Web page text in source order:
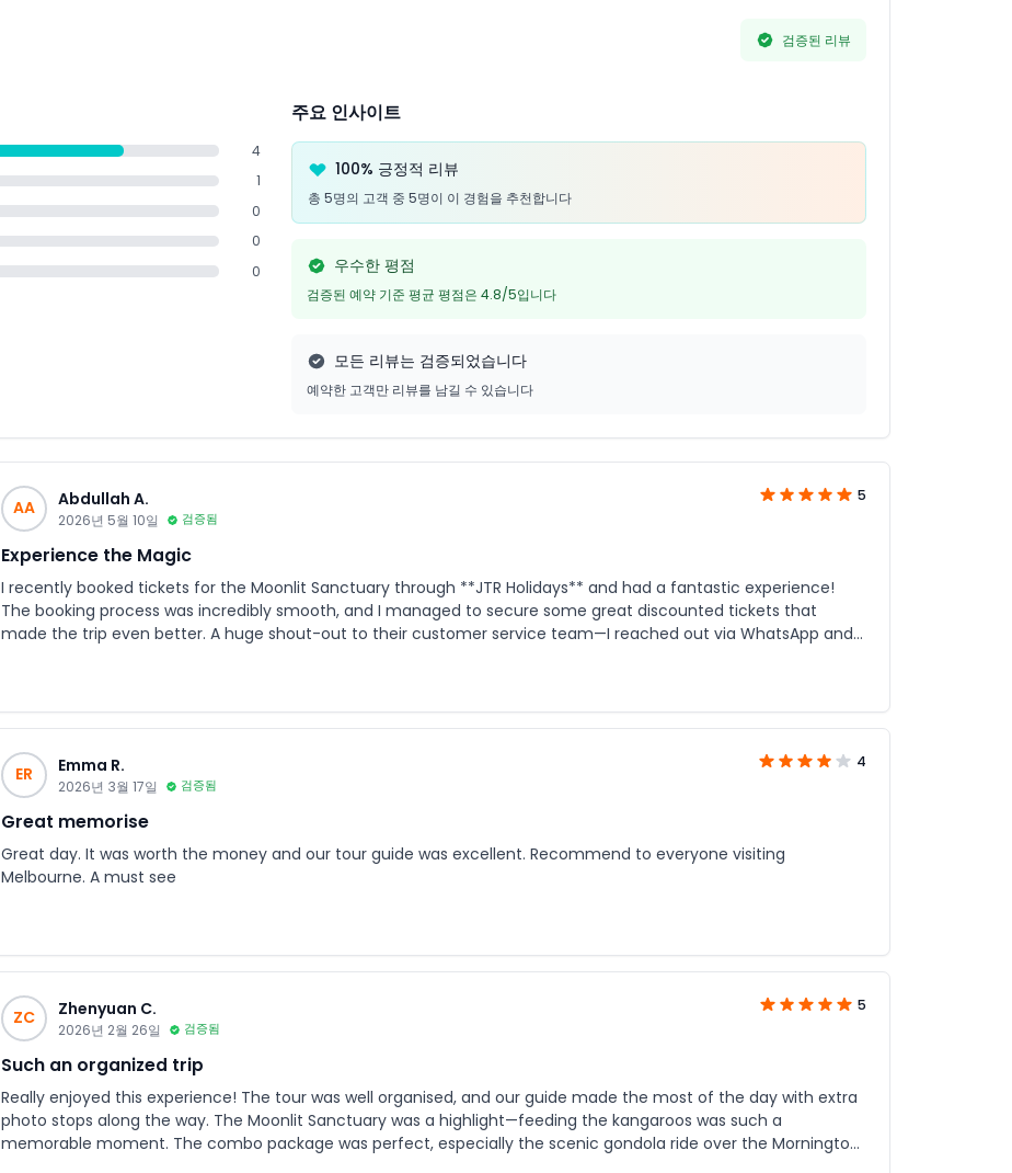
검증된 리뷰
4
1
0
0
0
주요 인사이트
100% 긍정적 리뷰
총 5명의 고객 중 5명이 이 경험을 추천합니다
우수한 평점
검증된 예약 기준 평균 평점은 4.8/5입니다
모든 리뷰는 검증되었습니다
예약한 고객만 리뷰를 남길 수 있습니다
AA Abdullah A.
2026년 5월 10일 검증됨
5
Experience the Magic
I recently booked tickets for the Moonlit Sanctuary through **JTR Holidays** and had a fantastic experience!
The booking process was incredibly smooth, and I managed to secure some great discounted tickets that
made the trip even better. A huge shout-out to their customer service team—I reached out via WhatsApp and
ER Emma R.
2026년 3월 17일 검증됨
4
Great memorise
Great day. It was worth the money and our tour guide was excellent. Recommend to everyone visiting
Melbourne. A must see
ZC Zhenyuan C.
2026년 2월 26일 검증됨
5
Such an organized trip
Really enjoyed this experience! The tour was well organised, and our guide made the most of the day with extra
photo stops along the way. The Moonlit Sanctuary was a highlight—feeding the kangaroos was such a
memorable moment. The combo package was perfect, especially the scenic gondola ride over the Mornington